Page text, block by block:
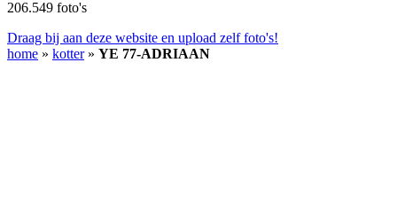
206.549 foto's
Draag bij aan deze website en upload zelf foto's!
home » kotter» YE 77-ADRIAAN